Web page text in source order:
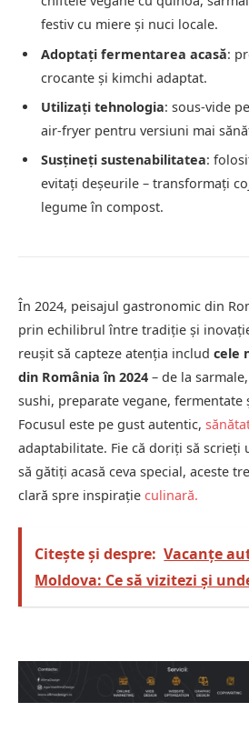
festiv cu miere și nuci locale.
Adoptați fermentarea acasă:
crocante și kimchi adaptat.
Utilizați tehnologia: sous-vide
air-fryer pentru versiuni mai
Susțineți sustenabilitatea:
evitați deșeurile – transformați
legume în compost.
În 2024, peisajul gastronomic din
prin echilibrul între tradiție și
reușit să capteze atenția includ cele
din România în 2024 – de la sarmale,
sushi, preparate vegane, fermentate
Focusul este pe gust autentic,
adaptabilitate. Fie că doriți să scrieți
să gătiți acasă ceva special, aceste
clară spre inspirație culinară.
Citește și despre: Vacanțe
Moldova: Ce să vizitezi și